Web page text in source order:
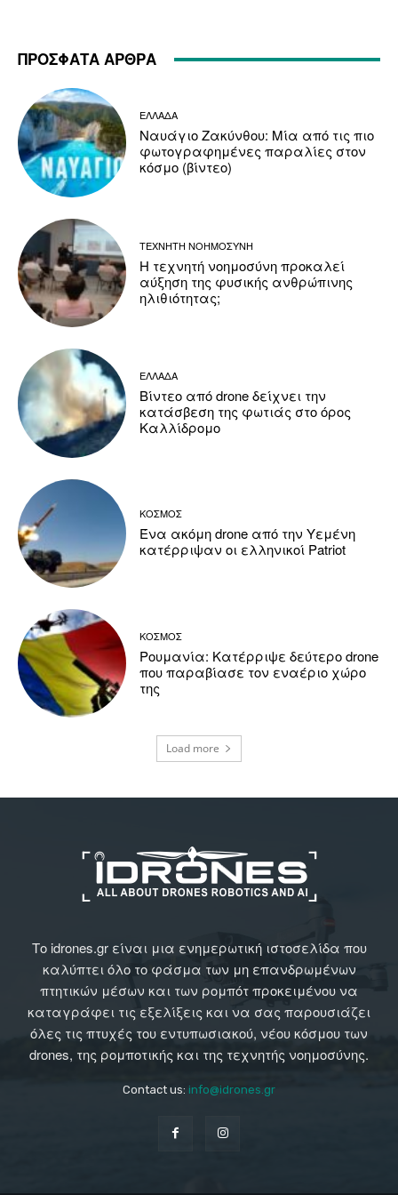
ΠΡΟΣΦΑΤΑ ΑΡΘΡΑ
ΕΛΛΑΔΑ
Ναυάγιο Ζακύνθου: Μία από τις πιο
φωτογραφημένες παραλίες στον
κόσμο (βίντεο)
ΤΕΧΝΗΤΗ ΝΟΗΜΟΣΥΝΗ
Η τεχνητή νοημοσύνη προκαλεί
αύξηση της φυσικής ανθρώπινης
ηλιθιότητας;
ΕΛΛΑΔΑ
Βίντεο από drone δείχνει την
κατάσβεση της φωτιάς στο όρος
Καλλίδρομο
ΚΟΣΜΟΣ
Ένα ακόμη drone από την Υεμένη
κατέρριψαν οι ελληνικοί Patriot
ΚΟΣΜΟΣ
Ρουμανία: Κατέρριψε δεύτερο drone
που παραβίασε τον εναέριο χώρο
της
Load more
Το idrones.gr είναι μια ενημερωτική ιστοσελίδα που
καλύπτει όλο το φάσμα των μη επανδρωμένων
πτητικών μέσων και των ρομπότ προκειμένου να
καταγράφει τις εξελίξεις και να σας παρουσιάζει
όλες τις πτυχές του εντυπωσιακού, νέου κόσμου των
drones, της ρομποτικής και της τεχνητής νοημοσύνης.
Contact us: info@idrones.gr